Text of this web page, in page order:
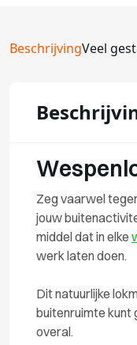
BeschrijvingVeel
Zeg vaarwel
jouw
middel dat in elke
werk laten doen.
Dit natuurlijke
buitenruimte kunt
overal.